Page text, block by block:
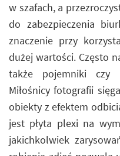
w szafach, a
do zabezpieczenia
znaczenie przy
dużej wartości. Często
także pojemniki czy
Miłośnicy fotografii
obiekty z efektem
jest płyta plexi na
jakichkolwiek